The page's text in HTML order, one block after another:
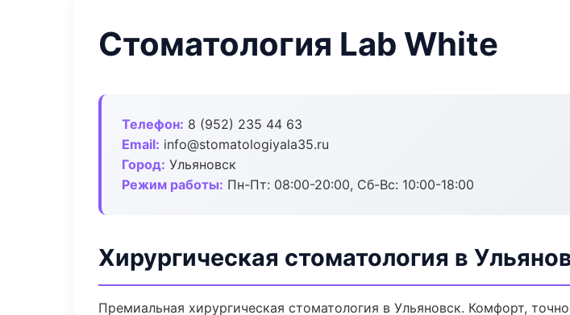
Стоматология Lab White
Телефон: 8 (952) 235 44 63
Email: info@stomatologiyala35.ru
Город: Ульяновск
Режим работы: Пн-Пт: 08:00-20:00, Сб-Вс: 10:00-18:00
Хирургическая стоматология в
Премиальная хирургическая стоматология в Ульяновск. Комфорт,